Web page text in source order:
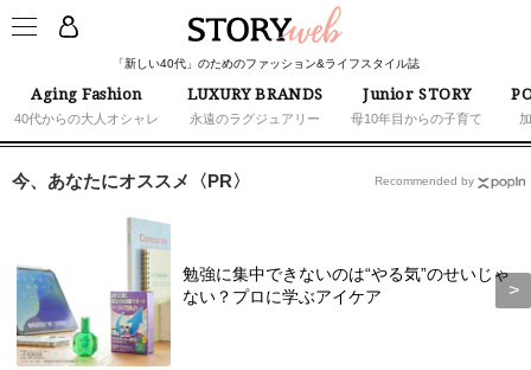
「新しい40代」のためのファッション&ライフスタイル誌
Aging Fashion
40代からの大人オシャレ
LUXURY BRANDS
永遠のラグジュアリー
Junior STORY
母10年目からの子育て
今、あなたにオススメ〈PR〉
勉強に集中できないのは“やる気”のせいじゃ
ない？プロに学ぶアイケア
Recommended by